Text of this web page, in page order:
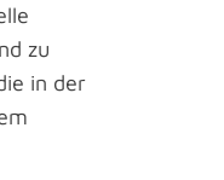
zu
in der